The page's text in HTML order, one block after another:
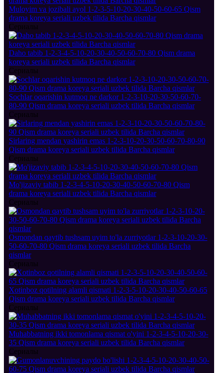
Muloyim va jozibali ayol 1-2-3-5-10-20-30-40-50-60-65 Qism
drama koreya seriali uzbek tilida Barcha qismlar
Сериалы
Daho tabib 1-2-3-4-5-10-20-30-40-50-60-70-80 Qism drama
koreya seriali uzbek tilida Barcha qismlar
Сериалы
Sochlar oqarishin kutmoq ne darkor 1-2-3-10-20-30-50-60-70-
80-90 Qism drama koreya seriali uzbek tilida Barcha qismlar
Сериалы
Sirlaring mendan yashirin emas 1-2-3-10-20-30-50-60-70-80-90
Qism drama koreya seriali uzbek tilida Barcha qismlar
Сериалы
Mo'jizaviy tabib 1-2-3-4-5-10-20-30-40-50-60-70-80 Qism
drama koreya seriali uzbek tilida Barcha qismlar
Сериалы
Osmondan qaytib tushsam uyim to'la zurriyotlar 1-2-3-10-20-30-
50-60-70-80 Qism drama koreya seriali uzbek tilida Barcha
qismlar
Сериалы
Xotinboz qotilning alamli qismati 1-2-3-5-10-20-30-40-50-60-65
Qism drama koreya seriali uzbek tilida Barcha qismlar
Сериалы
Muhabbatning ikki tomonlama qismat o'yini 1-2-3-4-5-10-20-30-
35 Qism drama koreya seriali uzbek tilida Barcha qismlar
Сериалы